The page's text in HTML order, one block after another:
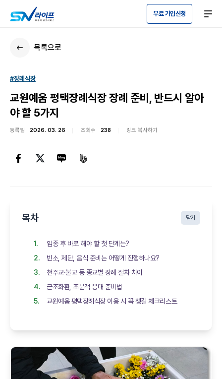
무료 가입신청
목록으로
#장례식장
교원예움 평택장례식장 장례 준비, 반드시 알아
야 할 5가지
등록일 2026. 03. 26 조회수 238 링크 복사하기
목차 닫기
임종 후 바로 해야 할 첫 단계는?
빈소, 제단, 음식 준비는 어떻게 진행하나요?
천주교·불교 등 종교별 장례 절차 차이
근조화환, 조문객 응대 준비법
교원예움 평택장례식장 이용 시 꼭 챙길 체크리스트